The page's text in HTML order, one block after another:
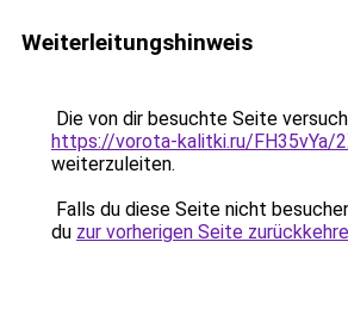
Weiterleitungshinweis
Die von dir besuchte Seite
https://vorota-kalitki.ru/FH35vYa/
weiterzuleiten.
Falls du diese Seite nicht
du zur vorherigen Seite